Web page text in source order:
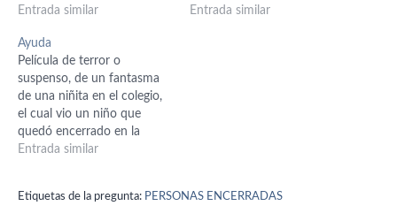
enamoran en el ático de la
los tiene encerrados, ya que
la madre los llevo allí; no
recuerdo el porqué. Cada
vez que hacían algo…
Entrada similar
un gigantesco monstruo
Entrada similar
Ayuda
Película de terror o
suspenso, de un fantasma
de una niñita en el colegio,
el cual vio un niño que
quedó encerrado en la
escuela, producto de una
arrojaron a un precipicio...
Entrada similar
Etiquetas de la pregunta: PERSONAS ENCERRADAS